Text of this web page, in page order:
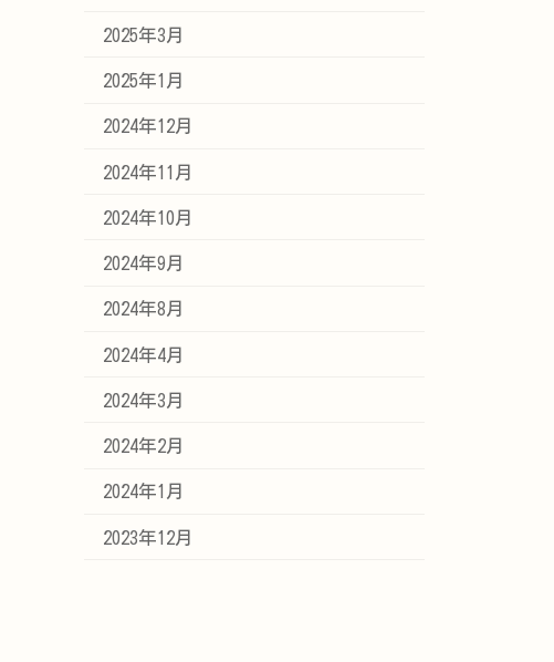
2025年3月
2025年1月
2024年12月
2024年11月
2024年10月
2024年9月
2024年8月
2024年4月
2024年3月
2024年2月
2024年1月
2023年12月